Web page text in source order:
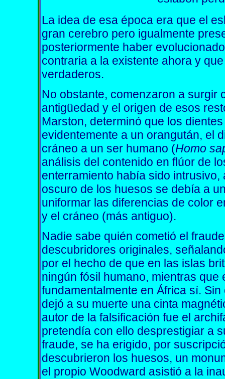
La idea de esa época era que el
gran cerebro pero igualmente
posteriormente haber
contraria a la existente ahora y
verdaderos.
No obstante, comenzaron a surgir
antigüedad y el origen de esos
Marston, determinó que los
evidentemente a un orangután, el
cráneo a un ser humano (Homo
análisis del contenido en flúor de
enterramiento había sido
oscuro de los huesos se debía a
uniformar las diferencias de color
y el cráneo (más antiguo).
Nadie sabe quién cometió el
descubridores originales,
por el hecho de que en las islas
ningún fósil humano, mientras que
fundamentalmente en África sí.
dejó a su muerte una cinta
autor de la falsificación fue el
pretendía con ello desprestigiar a
fraude, se ha erigido, por
descubrieron los huesos, un
el propio Woodward asistió a la